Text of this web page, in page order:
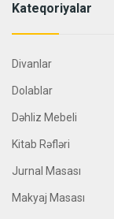
Kateqoriyalar
Divanlar
Dolablar
Dəhliz Mebeli
Kitab Rəfləri
Jurnal Masası
Makyaj Masası